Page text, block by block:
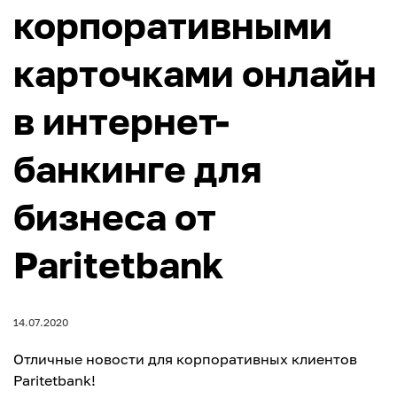
корпоративными
карточками онлайн
в интернет-
банкинге для
бизнеса от
Paritetbank
14.07.2020
Отличные новости для корпоративных клиентов
Paritetbank!